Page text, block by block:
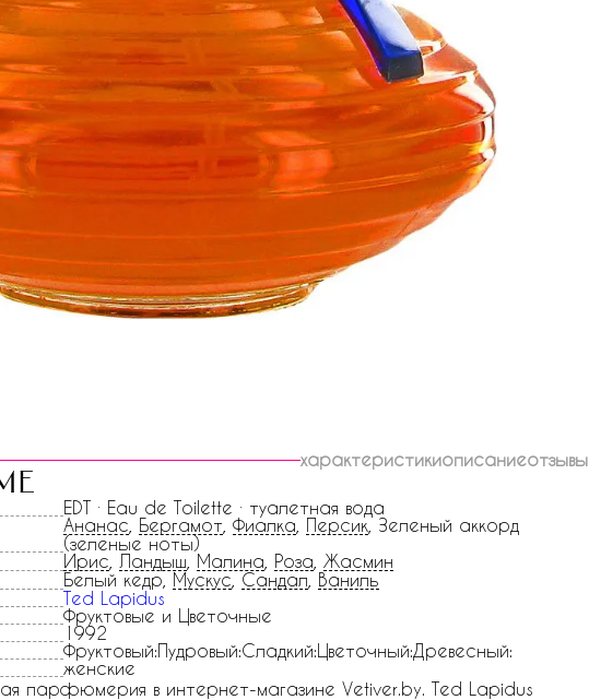
характеристикиописаниеотзывы
EDT · Eau de Toilette · туалетная вода
Ананас Бергамот Фиалка Персик, Зеленый аккорд
(зеленые ноты)
Ирис Ландыш Малина Роза Жасмин
Белый кедр, Мускус Сандал Ваниль
Ted Lapidus
Фруктовые и Цветочные
1992
Фруктовый:Пудровый:Сладкий:Цветочный:Древесный:
женские
парфюмерия в интернет-магазине Vetiver.by. Ted Lapidus